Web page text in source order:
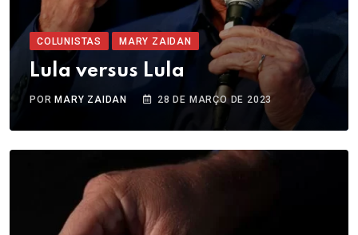
COLUNISTAS MARY ZAIDAN
Lula versus Lula
POR MARY ZAIDAN 28 DE MARÇO DE 2023